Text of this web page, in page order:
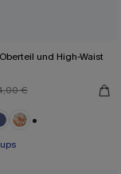
und High-Waist
€